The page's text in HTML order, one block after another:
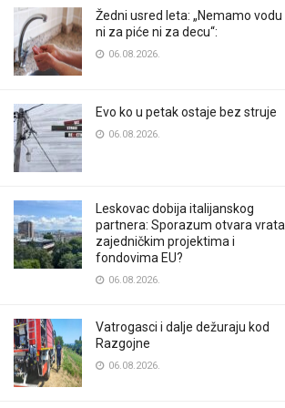
Žedni usred leta: „Nemamo vodu
ni za piće ni za decu“:
06.08.2026.
Evo ko u petak ostaje bez struje
06.08.2026.
Leskovac dobija italijanskog
partnera: Sporazum otvara vrata
zajedničkim projektima i
fondovima EU?
06.08.2026.
Vatrogasci i dalje dežuraju kod
Razgojne
06.08.2026.